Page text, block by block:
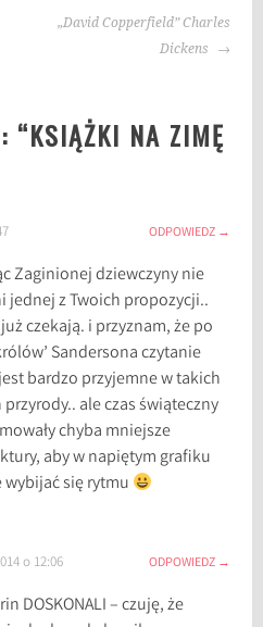
„David Copperfield” Charles
Dickens
“KSIĄŻKI NA ZIMĘ
ODPOWIEDZ
Zaginionej dziewczyny nie
jednej z Twoich propozycji..
czekają. i przyznam, że po
Sandersona czytanie
bardzo przyjemne w takich
ale czas świąteczny
chyba mniejsze
aby w napiętym grafiku
się rytmu
o 12:06 ODPOWIEDZ
DOSKONALI – czuję, że